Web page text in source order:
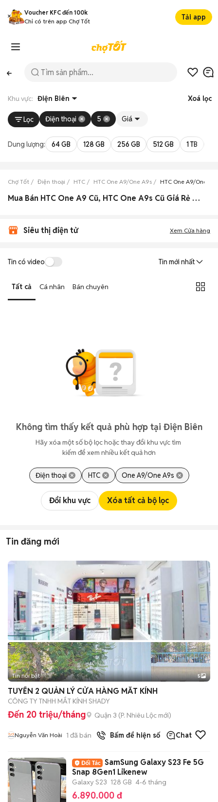
Voucher KFC đến 100k
Chỉ có trên app Chợ Tốt
Tải app
Khu vực: Điện Biên Xoá lọc
Lọc Điện thoại 5 Giá
Dung lượng: 64 GB 128 GB 256 GB 512 GB 1 TB
Chợ Tốt Điện thoại HTC HTC One A9/One A9s HTC One A9/One
Mua Bán HTC One A9 Cũ, HTC One A9s Cũ Giá Rẻ Tại Điện Biên
Siêu thị điện tử Xem Cửa hàng
Tin có video Tin mới nhất
Tất cả Cá nhân Bán chuyên
Không tìm thấy kết quả phù hợp tại Điện Biên
Hãy xóa một số bộ lọc hoặc thay đổi khu vực tìm
kiếm để xem nhiều kết quả hơn
Điện thoại HTC One A9/One A9s
Đổi khu vực Xóa tất cả bộ lọc
Tin đăng mới
Tin nổi bật 5
TUYỂN 2 QUẢN LÝ CỬA HÀNG MẮT KÍNH
CÔNG TY TNHH MẮT KÍNH SHADY
Đến 20 triệu/tháng Quận 3 (P. Nhiêu Lộc mới)
Nguyễn Văn Hoài 1 đã bán Bấm để hiện số Chat
SamSung Galaxy S23 Fe 5G
Snap 8Gen1 Likenew
Galaxy S23 128 GB 4-6 tháng
6.890.000 đ